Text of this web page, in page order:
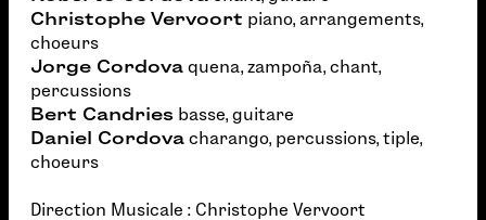
Christophe Vervoort piano, arrangements,
choeurs
Jorge Cordova quena, zampoña, chant,
percussions
Bert Candries basse, guitare
Daniel Cordova charango, percussions, tiple,
choeurs
Direction Musicale : Christophe Vervoort